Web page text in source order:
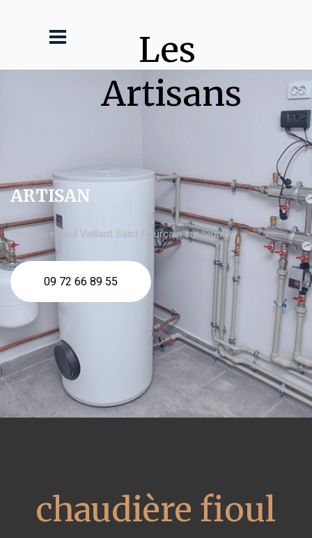
Les
Artisans
ARTISAN
chaudière fioul Vaillant Saint Pourçain sur Sioule
09 72 66 89 55
chaudière fioul